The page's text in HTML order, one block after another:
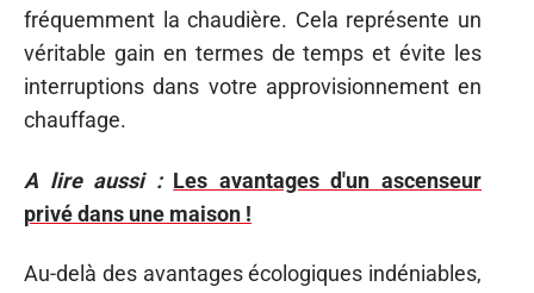
fréquemment la chaudière. Cela représente un
véritable gain en termes de temps et évite les
interruptions dans votre approvisionnement en
chauffage.
A lire aussi : Les avantages d'un ascenseur
privé dans une maison !
Au-delà des avantages écologiques indéniables,